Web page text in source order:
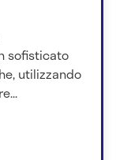
sofisticato
utilizzando